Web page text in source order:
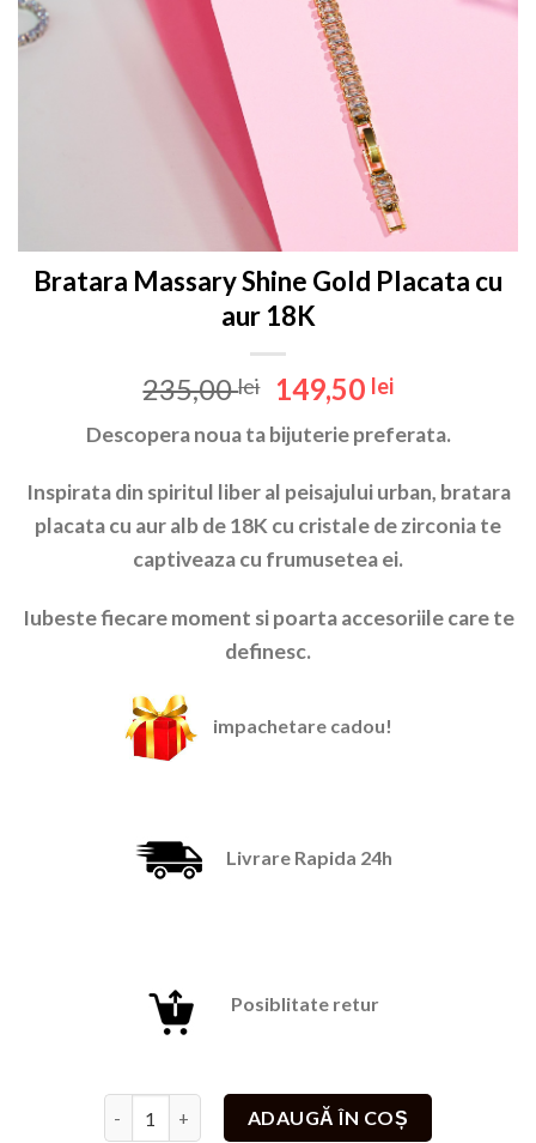
Bratara Massary Shine Gold Placata cu
aur 18K
235,00lei
Prețul
inițial
a
235,00 lei.
149,50 leiPrețul
este:
Descopera noua ta bijuterie preferata.
Inspirata din spiritul liber al peisajului urban, bratara
placata cu aur alb de 18K cu cristale de zirconia te
captiveaza cu frumusetea ei.
Iubeste fiecare moment si poarta accesoriile care te
definesc.
impachetare cadou!
Livrare Rapida 24h
Posiblitate retur
Cantitate Bratara Massary Shine Gold Placata cu aur
ADAUGĂ ÎN COȘ